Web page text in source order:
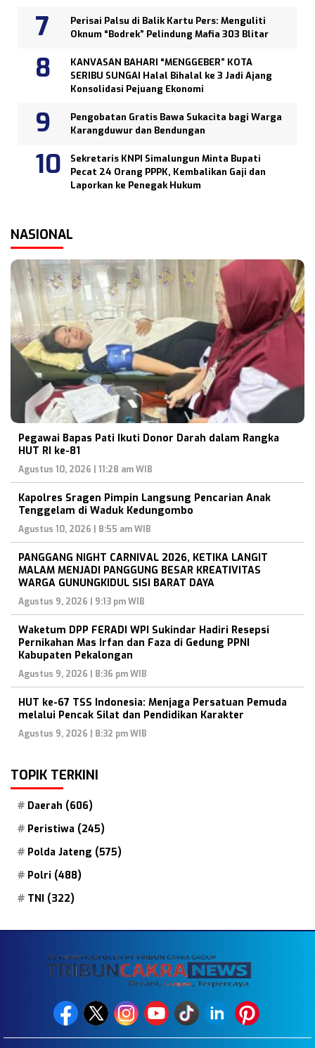
Perisai Palsu di Balik Kartu Pers: Menguliti
Oknum “Bodrek” Pelindung Mafia 303 Blitar
KANVASAN BAHARI “MENGGEBER” KOTA
SERIBU SUNGAI Halal Bihalal ke 3 Jadi Ajang
Konsolidasi Pejuang Ekonomi
Pengobatan Gratis Bawa Sukacita bagi Warga
Karangduwur dan Bendungan
Sekretaris KNPI Simalungun Minta Bupati
Pecat 24 Orang PPPK, Kembalikan Gaji dan
Laporkan ke Penegak Hukum
NASIONAL
Pegawai Bapas Pati Ikuti Donor Darah dalam Rangka
HUT RI ke-81
Agustus 10, 2026 | 11:28 am WIB
Kapolres Sragen Pimpin Langsung Pencarian Anak
Tenggelam di Waduk Kedungombo
Agustus 10, 2026 | 8:55 am WIB
PANGGANG NIGHT CARNIVAL 2026, KETIKA LANGIT
MALAM MENJADI PANGGUNG BESAR KREATIVITAS
WARGA GUNUNGKIDUL SISI BARAT DAYA
Agustus 9, 2026 | 9:13 pm WIB
Waketum DPP FERADI WPI Sukindar Hadiri Resepsi
Pernikahan Mas Irfan dan Faza di Gedung PPNI
Kabupaten Pekalongan
Agustus 9, 2026 | 8:36 pm WIB
HUT ke-67 TSS Indonesia: Menjaga Persatuan Pemuda
melalui Pencak Silat dan Pendidikan Karakter
Agustus 9, 2026 | 8:32 pm WIB
TOPIK TERKINI
Daerah (606)
Peristiwa (245)
Polda Jateng (575)
Polri (488)
TNI (322)